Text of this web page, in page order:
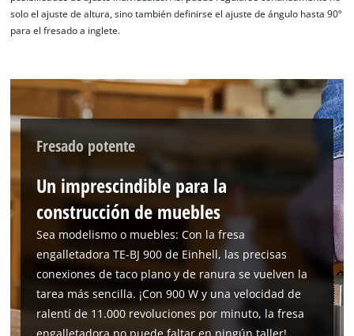
solo el ajuste de altura, sino también definirse el ajuste de ángulo hasta 90º
para el fresado a inglete.
Fresado potente
Un imprescindible para la
construcción de muebles
Sea modelismo o muebles: Con la fresa
engalletadora TE-BJ 900 de Einhell, las precisas
conexiones de taco plano y de ranura se vuelven la
tarea más sencilla. ¡Con 900 W y una velocidad de
ralentí de 11.000 revoluciones por minuto, la fresa